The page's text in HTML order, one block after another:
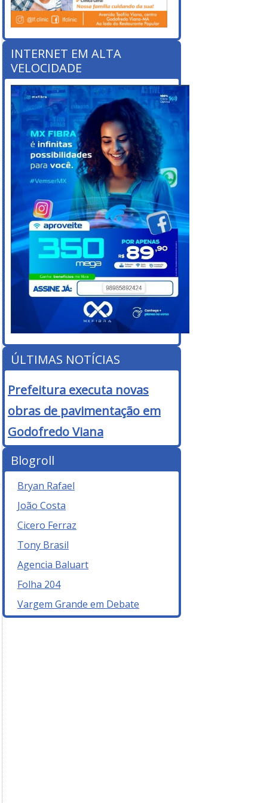
INTERNET EM ALTA
VELOCIDADE
ÚLTIMAS NOTÍCIAS
Prefeitura executa novas
obras de pavimentação em
Godofredo Viana
Blogroll
Bryan Rafael
João Costa
Cicero Ferraz
Tony Brasil
Agencia Baluart
Folha 204
Vargem Grande em Debate